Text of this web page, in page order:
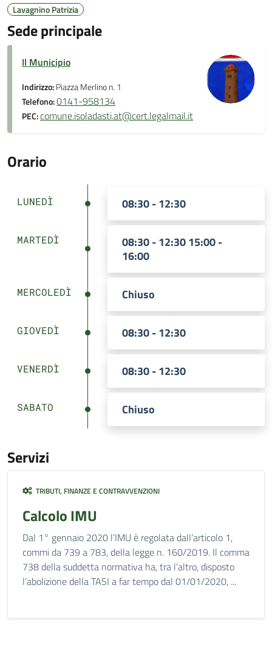
Lavagnino Patrizia
Sede principale
Il Municipio
Indirizzo:Piazza Merlino n. 1
Telefono:0141-958134
PEC:comune.isoladasti.at@cert.legalmail.it
Orario
LUNEDÌ 08:30 - 12:30
MARTEDÌ
08:30 - 12:30 15:00 -
16:00
MERCOLEDÌ Chiuso
GIOVEDÌ 08:30 - 12:30
VENERDÌ 08:30 - 12:30
SABATO Chiuso
Servizi
TRIBUTI, FINANZE E CONTRAVVENZIONI
Calcolo IMU
Dal 1° gennaio 2020 l’IMU è regolata dall’articolo 1,
commi da 739 a 783, della legge n. 160/2019. Il comma
738 della suddetta normativa ha, tra l’altro, disposto
l’abolizione della TASI a far tempo dal 01/01/2020, ...